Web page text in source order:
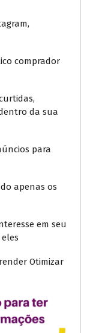
comprador
da sua
para
apenas os
em seu
Otimizar